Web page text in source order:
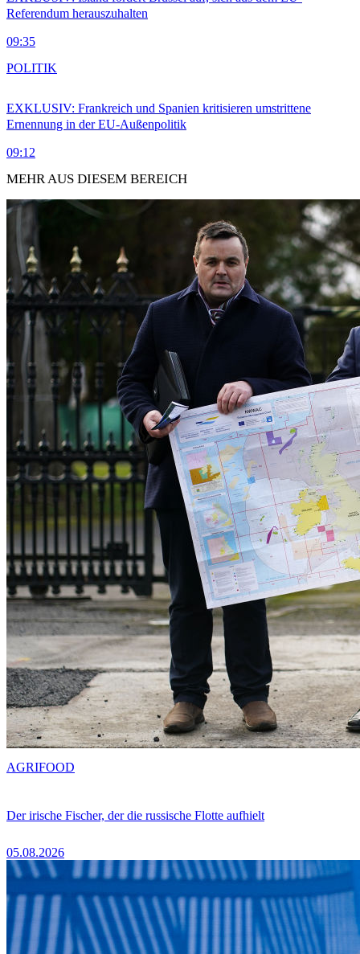
Referendum herauszuhalten
09:35
EXKLUSIV: Frankreich und Spanien kritisieren umstrittene
Ernennung in der EU-Außenpolitik
09:12
POLITIK
MEHR AUS DIESEM BEREICH
Der irische Fischer, der die russische Flotte aufhielt
05.08.2026
AGRIFOOD